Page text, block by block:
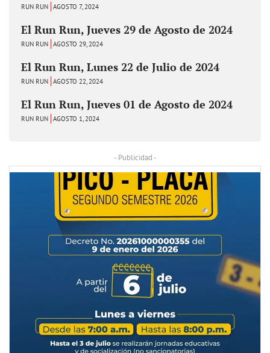
RUN RUN AGOSTO 7, 2024
El Run Run, Jueves 29 de Agosto de 2024
RUN RUN AGOSTO 29, 2024
El Run Run, Lunes 22 de Julio de 2024
RUN RUN AGOSTO 22, 2024
El Run Run, Jueves 01 de Agosto de 2024
RUN RUN AGOSTO 1, 2024
- Publicidad -